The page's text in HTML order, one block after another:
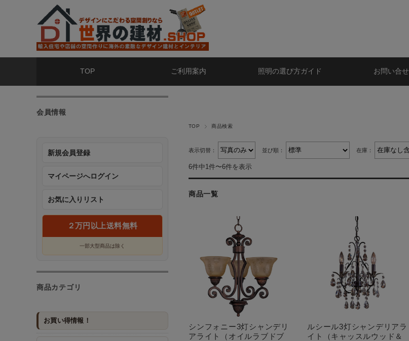
TOP ご利用案内 照明の選び方ガイド お問い合せ
TOP 商品検索
表示切替： 並び順： 在庫：
6件中1件〜6件を表示
商品一覧
シンフォニー3灯シャンデリ
アライト（オイルラブドブ
ルシール3灯シャンデリアラ
イト（キャッスルウッド＆
会員情報
新規会員登録
マイページへログイン
お気に入りリスト
２万円以上送料無料
一部大型商品は除く
商品カテゴリ
お買い得情報！